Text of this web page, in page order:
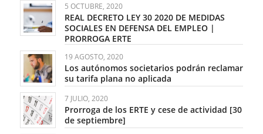
5 OCTUBRE, 2020
REAL DECRETO LEY 30 2020 DE MEDIDAS
SOCIALES EN DEFENSA DEL EMPLEO |
PRORROGA ERTE
19 AGOSTO, 2020
Los autónomos societarios podrán reclamar
su tarifa plana no aplicada
7 JULIO, 2020
Prorroga de los ERTE y cese de actividad [30
de septiembre]